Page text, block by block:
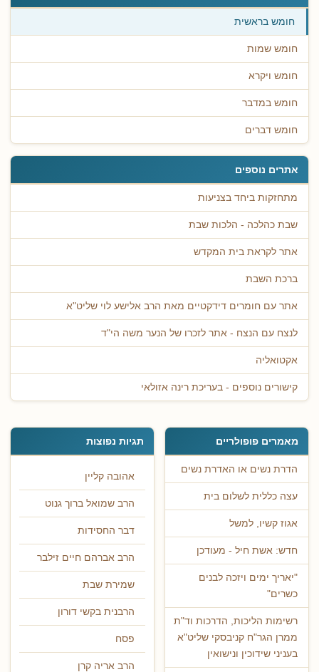
חומש בראשית
חומש שמות
חומש ויקרא
חומש במדבר
חומש דברים
אתרים נוספים
מתחזקות ביחד בצניעות
שבת כהלכה - הלכות שבת
אתר לקראת בית המקדש
ברכת השבת
אתר עם חומרים דידקטיים מאת הרב אלישע לוי שליט"א
לנצח עם הנצח - אתר לזכרו של הנער משה הי"ד
אקטואליה
קישורים נוספים - בעריכת רינה אזולאי
מאמרים פופולריים
הדרת נשים או האדרת נשים
עצה כללית לשלום בית
אגוז קשיו, למשל
חדש: אשת חיל - מעודכן
"יאריך ימים ויזכה לבנים
כשרים"
רשימות הליכות, הדרכות וד"ת
ממרן הגר"ח קניבסקי שליט"א
בעניני שידוכין ונישואין
תגיות נפוצות
אהובה קליין
הרב שמואל ברוך גנוט
דבר החסידות
הרב אברהם חיים זילבר
שמירת שבת
הרבנית בקשי דורון
פסח
הרב אריה קרן